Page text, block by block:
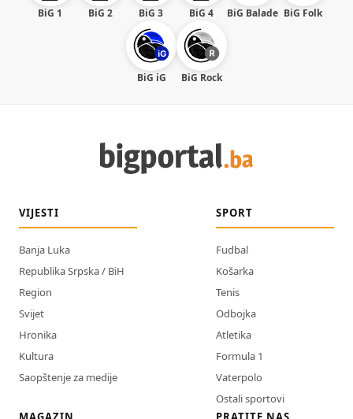
BiG 1 BiG 2 BiG 3 BiG 4 BiG Balade BiG Folk
BiG iG BiG Rock
VIJESTI
Banja Luka
Republika Srpska / BiH
Region
Svijet
Hronika
Kultura
Saopštenje za medije
SPORT
Fudbal
Košarka
Tenis
Odbojka
Atletika
Formula 1
Vaterpolo
Ostali sportovi